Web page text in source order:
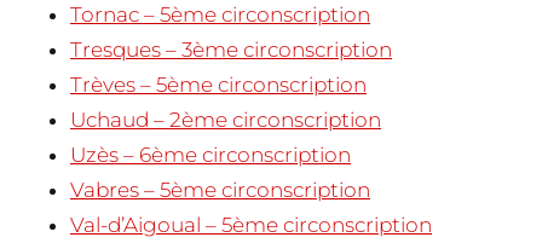
Tornac – 5ème circonscription
Tresques – 3ème circonscription
Trèves – 5ème circonscription
Uchaud – 2ème circonscription
Uzès – 6ème circonscription
Vabres – 5ème circonscription
Val-d’Aigoual – 5ème circonscription